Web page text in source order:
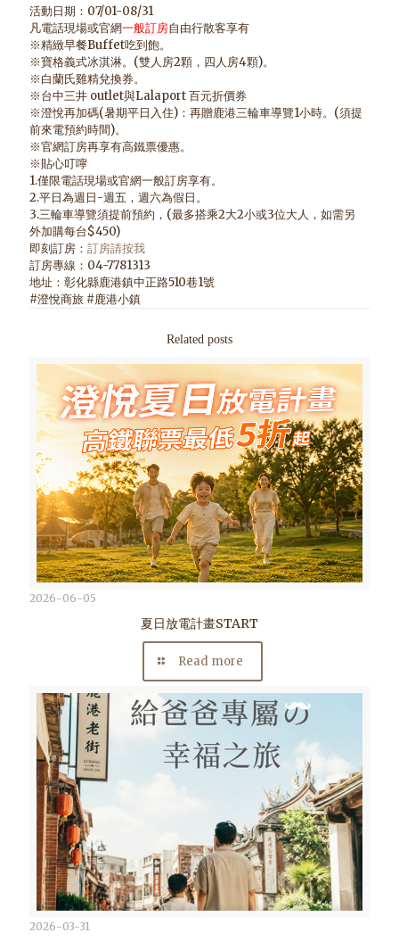
活動日期：07/01-08/31
凡電話現場或官網一般訂房自由行散客享有
※精緻早餐Buffet吃到飽。
※寶格義式冰淇淋。(雙人房2顆，四人房4顆)。
※白蘭氏雞精兌換券。
※台中三井 outlet與Lalaport 百元折價券
※澄悅再加碼(暑期平日入住)：再贈鹿港三輪車導覽1小時。(須提
前來電預約時間)。
※官網訂房再享有高鐵票優惠。
※貼心叮嚀
1.僅限電話現場或官網一般訂房享有。
2.平日為週日-週五，週六為假日。
3.三輪車導覽須提前預約，(最多搭乘2大2小或3位大人，如需另
外加購每台$450)
即刻訂房： 訂房請按我
訂房專線：04-7781313
地址：彰化縣鹿港鎮中正路510巷1號
#澄悅商旅 #鹿港小鎮
Related posts
2026-06-05
夏日放電計畫START
Read more
2026-03-31